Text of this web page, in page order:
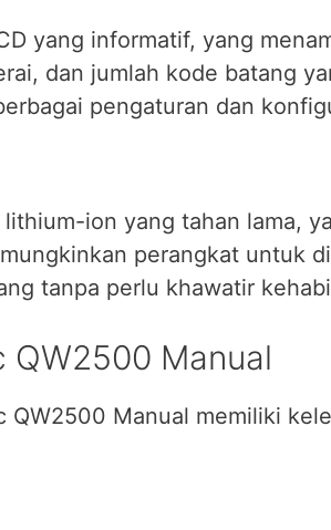
yang informatif, yang
dan jumlah kode batang
pengaturan dan
ion yang tahan lama,
perangkat untuk
tanpa perlu khawatir
QW2500 Manual
Manual memiliki